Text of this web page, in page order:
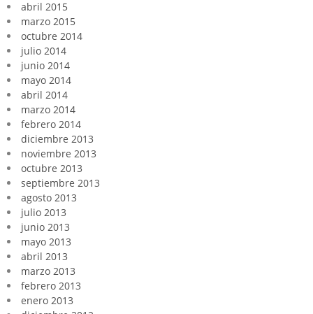
abril 2015
marzo 2015
octubre 2014
julio 2014
junio 2014
mayo 2014
abril 2014
marzo 2014
febrero 2014
diciembre 2013
noviembre 2013
octubre 2013
septiembre 2013
agosto 2013
julio 2013
junio 2013
mayo 2013
abril 2013
marzo 2013
febrero 2013
enero 2013